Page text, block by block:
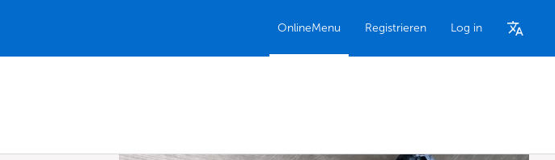
OnlineMenu Registrieren Log in